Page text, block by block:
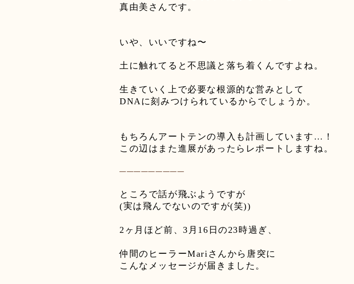
真由美さんです。
いや、いいですね〜
土に触れてると不思議と落ち着くんですよね。
生きていく上で必要な根源的な営みとして
DNAに刻みつけられているからでしょうか。
もちろんアートテンの導入も計画しています … ！
この辺はまた進展があったらレポートしますね。
─────────
ところで話が飛ぶようですが
(実は飛んでないのですが(笑))
2 ヶ月ほど前、3 月 16 日の23時過ぎ、
仲間のヒーラーMari さんから唐突に
こんなメッセージが届きました。